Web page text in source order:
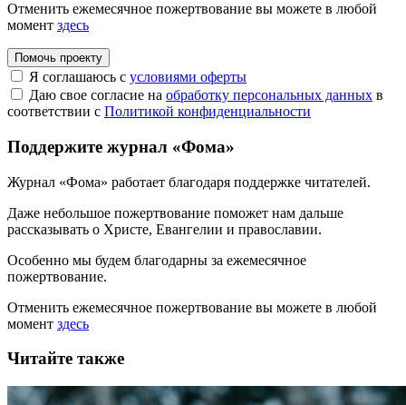
Отменить ежемесячное пожертвование вы можете в любой
момент здесь
Помочь проекту
Я соглашаюсь с условиями оферты
Даю свое согласие на обработку персональных данных в
соответствии с Политикой конфиденциальности
Поддержите журнал «Фома»
Журнал «Фома» работает благодаря поддержке читателей.
Даже небольшое пожертвование поможет нам дальше
рассказывать о Христе, Евангелии и православии.
Особенно мы будем благодарны за ежемесячное
пожертвование.
Отменить ежемесячное пожертвование вы можете в любой
момент здесь
Читайте также